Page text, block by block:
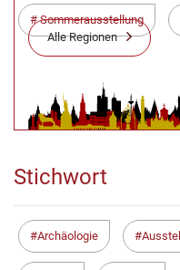
Sommerausstellung
Alle Regionen
Stichwort
Archäologie